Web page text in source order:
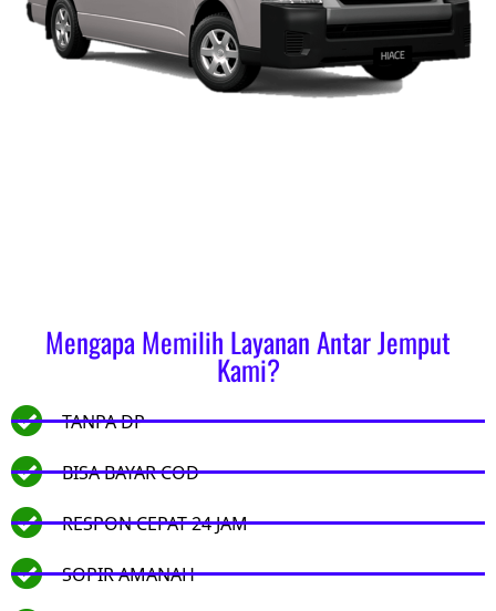
Mengapa Memilih Layanan Antar Jemput
Kami?
TANPA DP
BISA BAYAR COD
RESPON CEPAT 24 JAM
SOPIR AMANAH